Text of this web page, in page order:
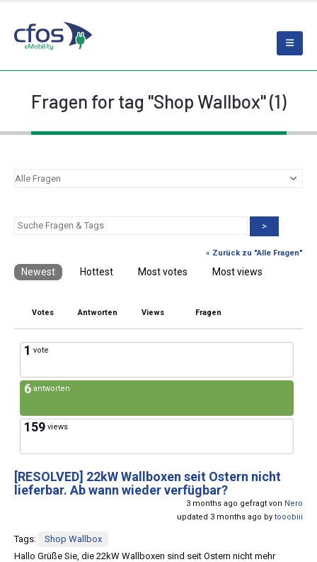
Fragen for tag "Shop Wallbox" (1)
>
« Zurück zu "Alle Fragen"
Newest Hottest Most votes Most views
Votes Antworten Views Fragen
1 vote
6 antworten
159 views
[RESOLVED] 22kW Wallboxen seit Ostern nicht
lieferbar. Ab wann wieder verfügbar?
3 months ago gefragt von Nero
updated 3 months ago by tooobiii
Tags:
Shop Wallbox
Hallo Grüße Sie, die 22kW Wallboxen sind seit Ostern nicht mehr